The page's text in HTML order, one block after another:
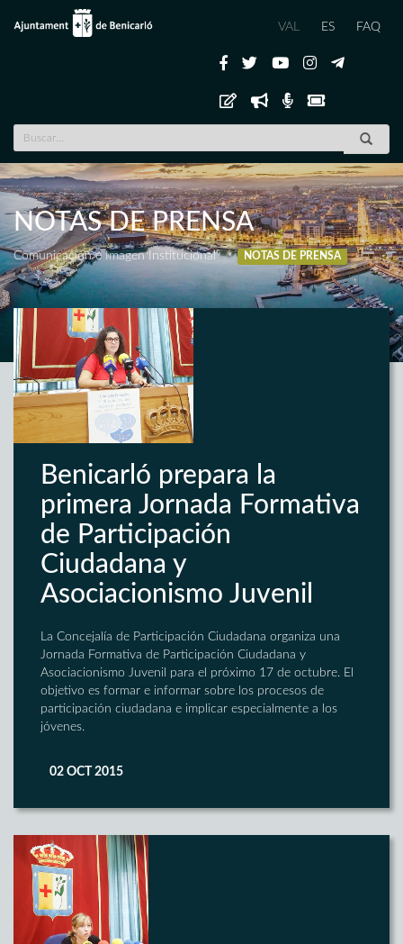
VAL ES FAQ
NOTAS DE PRENSA
Comunicación e Imagen Institucional NOTAS DE PRENSA
Benicarló prepara la
primera Jornada Formativa
de Participación
Ciudadana y
Asociacionismo Juvenil
La Concejalía de Participación Ciudadana organiza una
Jornada Formativa de Participación Ciudadana y
Asociacionismo Juvenil para el próximo 17 de octubre. El
objetivo es formar e informar sobre los procesos de
participación ciudadana e implicar especialmente a los
jóvenes.
02 OCT 2015